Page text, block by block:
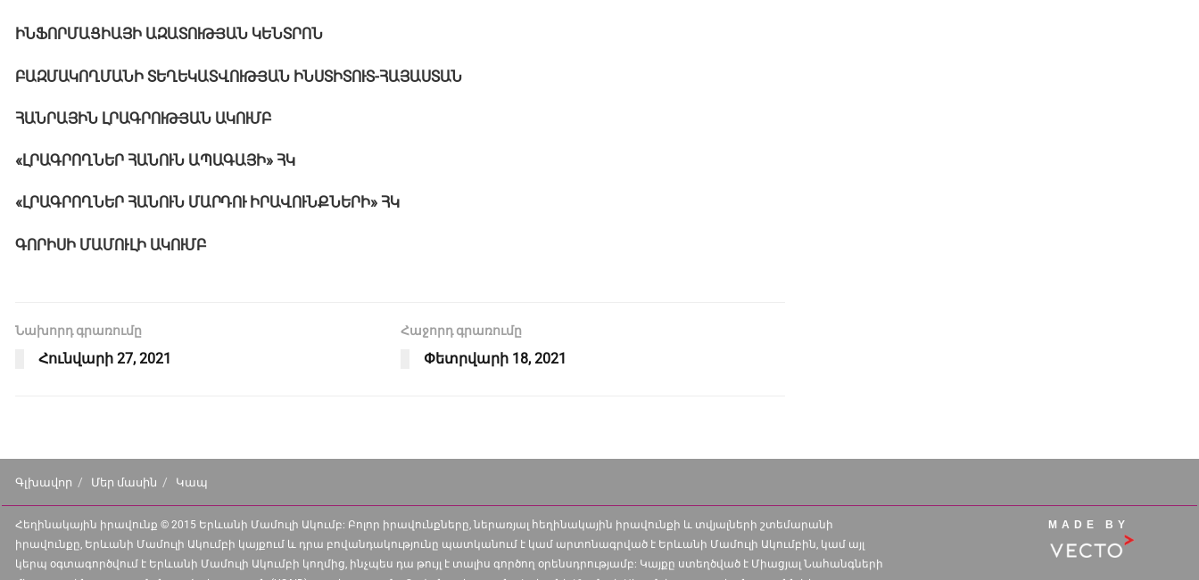
ԻՆՖՈՐՄԱՑԻԱՅԻ ԱԶԱՏՈՒԹՅԱՆ ԿԵՆՏՐՈՆ
ԲԱԶՄԱԿՈՂՄԱՆԻ ՏԵՂԵԿԱՏՎՈՒԹՅԱՆ ԻՆՍՏԻՏՈՒՏ-ՀԱՅԱՍՏԱՆ
ՀԱՆՐԱՅԻՆ ԼՐԱԳՐՈՒԹՅԱՆ ԱԿՈՒՄԲ
«ԼՐԱԳՐՈՂՆԵՐ ՀԱՆՈՒՆ ԱՊԱԳԱՅԻ» ՀԿ
«ԼՐԱԳՐՈՂՆԵՐ ՀԱՆՈՒՆ ՄԱՐԴՈՒ ԻՐԱՎՈՒՆՔՆԵՐԻ» ՀԿ
ԳՈՐԻՍԻ ՄԱՄՈՒԼԻ ԱԿՈՒՄԲ
Նախորդ գրառումը
Հունվարի 27, 2021
Հաջորդ գրառումը
Փետրվարի 18, 2021
Գլխավոր Մեր մասին Կապ
Հեղինակային իրավունք © 2015 Երևանի Մամուլի Ակումբ: Բոլոր իրավունքները, ներառյալ հեղինակային իրավունքի և տվյալների շտեմարանի
իրավունքը, Երևանի Մամուլի Ակումբի կայքում և դրա բովանդակությունը պատկանում է կամ արտոնագրված է Երևանի Մամուլի Ակումբին, կամ այլ
կերպ օգտագործվում է Երևանի Մամուլի Ակումբի կողմից, ինչպես դա թույլ է տալիս գործող օրենսդրությամբ: Կայքը ստեղծված է Միացյալ Նահանգների
MADE BY